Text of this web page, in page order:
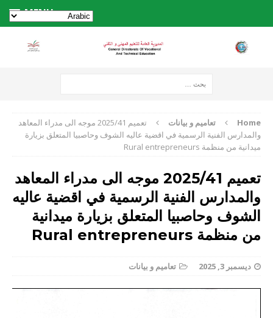
MENU
Home تعاميم و بيانات
تعميم 2025/41 موجه الى مدراء المعاهد
والمدارس الفنية الرسمية في اقضية عاليه الشوف وحاصبيا المتعلق بزيارة
ميدانية من منظمة Rural entrepreneurs
تعميم 2025/41 موجه الى مدراء المعاهد
والمدارس الفنية الرسمية في اقضية عاليه
الشوف وحاصبيا المتعلق بزيارة ميدانية
من منظمة Rural entrepreneurs
ديسمبر 3, 2025 تعاميم و بيانات